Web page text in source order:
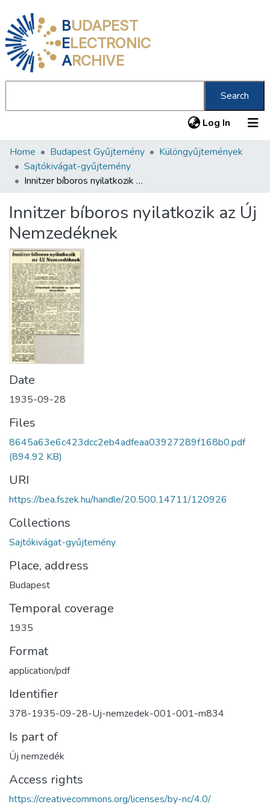
BUDAPEST
ELECTRONIC
ARCHIVE
Search
Log In (current)
Communities & Collections
All of DSpace
About us
Home Budapest Gyűjtemény
Különgyűjtemények
Sajtókivágat-gyűjtemény
Innitzer bíboros nyilatkozik az Új Nemzedéknek
Innitzer bíboros nyilatkozik az Új
Nemzedéknek
Date
1935-09-28
Files
8645a63e6c423dcc2eb4adfeaa03927289f168b0.pdf
(894.92 KB)
URI
https://bea.fszek.hu/handle/20.500.14711/120926
Collections
Sajtókivágat-gyűjtemény
Place, address
Budapest
Temporal coverage
1935
Format
application/pdf
Identifier
378-1935-09-28-Uj-nemzedek-001-001-m834
Is part of
Új nemzedék
Access rights
https://creativecommons.org/licenses/by-nc/4.0/